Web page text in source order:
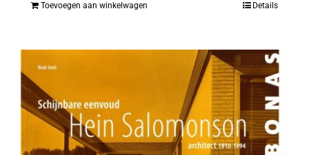
Toevoegen aan winkelwagen Details